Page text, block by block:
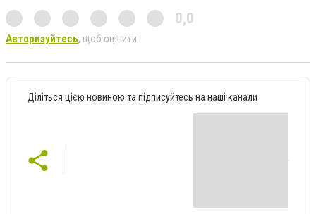
0,0
Авторизуйтесь, щоб оцінити
Діліться цією новиною та підписуйтесь на наші канали